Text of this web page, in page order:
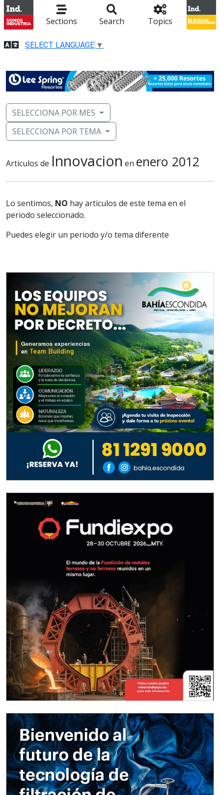
Sections Search Topics
SELECT LANGUAGE ▼
SELECCIONA POR MES
SELECCIONA POR TEMA
Articulos de Innovacion en enero 2012
Lo sentimos, NO hay articulos de este tema en el
periodo seleccionado.
Puedes elegir un periodo y/o tema diferente